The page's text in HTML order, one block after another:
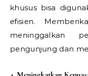
khusus bisa
efisien.
meninggalkan
pengunjung dan